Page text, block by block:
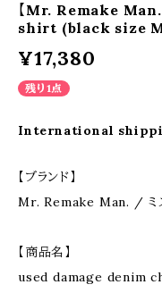
【Mr. Remake
shirt (black size
¥17,380
残り1点
International
【ブランド】
Mr. Remake Man. / ミ
【商品名】
used damage denim